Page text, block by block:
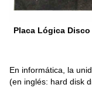
Placa Lógica Disco
En informática, la
(en inglés: hard disk